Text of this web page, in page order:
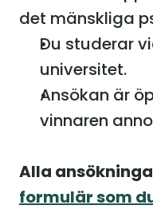
det mänskliga
Du studerar
universitet.
Ansökan är
vinnaren
Alla
formulär som